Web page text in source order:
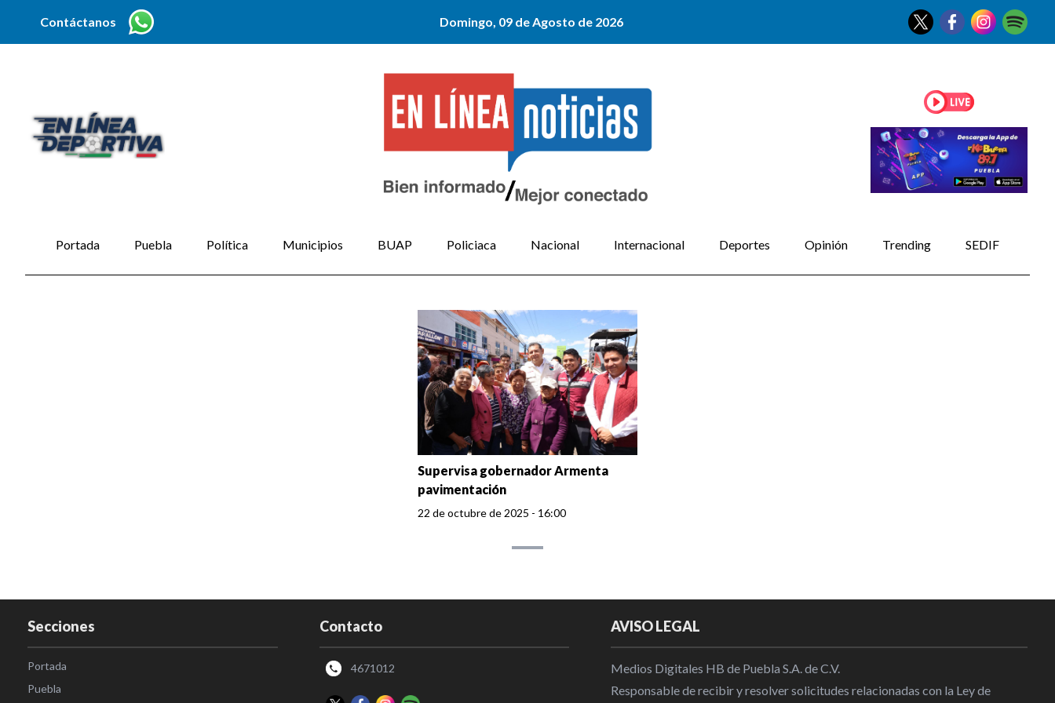
Contáctanos Domingo, 09 de Agosto de 2026
Portada Puebla Política Municipios BUAP Policiaca Nacional Internacional Deportes Opinión Trending SEDIF
Supervisa gobernador Armenta
pavimentación
22 de octubre de 2025 - 16:00
Secciones
Portada
Puebla
Contacto
4671012
AVISO LEGAL
Medios Digitales HB de Puebla S.A. de C.V.
Responsable de recibir y resolver solicitudes relacionadas con la Ley de